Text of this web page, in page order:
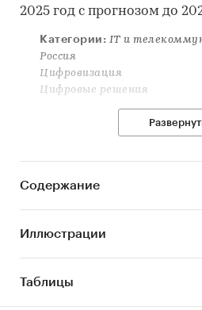
2025 год с прогнозом до
Категории: IT и
Россия
Цифровизация
Цифровые решения
Содержание
Иллюстрации
Таблицы